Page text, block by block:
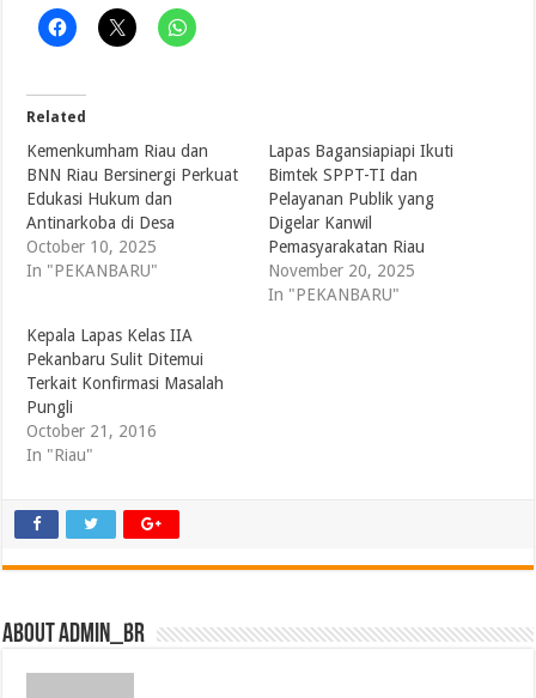
Related
Kemenkumham Riau dan
BNN Riau Bersinergi Perkuat
Edukasi Hukum dan
Antinarkoba di Desa
October 10, 2025
In "PEKANBARU"
Lapas Bagansiapiapi Ikuti
Bimtek SPPT-TI dan
Pelayanan Publik yang
Digelar Kanwil
Pemasyarakatan Riau
November 20, 2025
In "PEKANBARU"
Kepala Lapas Kelas IIA
Pekanbaru Sulit Ditemui
Terkait Konfirmasi Masalah
Pungli
October 21, 2016
In "Riau"
About admin_br